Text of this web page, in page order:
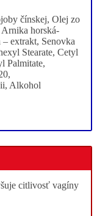
čínskej, Olej zo
horská-
extrakt, Senovka
Stearate, Cetyl
Palmitate,
Alkohol
citlivosť vagíny